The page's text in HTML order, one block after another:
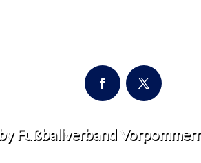
by Fußballverband